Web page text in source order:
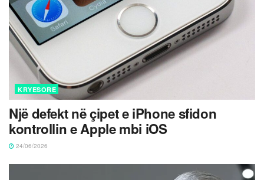
KRYESORE
Një defekt në çipet e iPhone sfidon
kontrollin e Apple mbi iOS
24/06/2026